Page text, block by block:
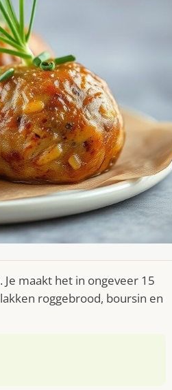
maakt het in ongeveer 15
roggebrood, boursin en